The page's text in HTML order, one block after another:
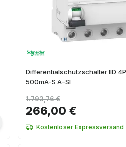
Differentialschutzschalter IID
500mA-S A-SI
266,00 €
1.793,76 €
Kostenloser Expressversand